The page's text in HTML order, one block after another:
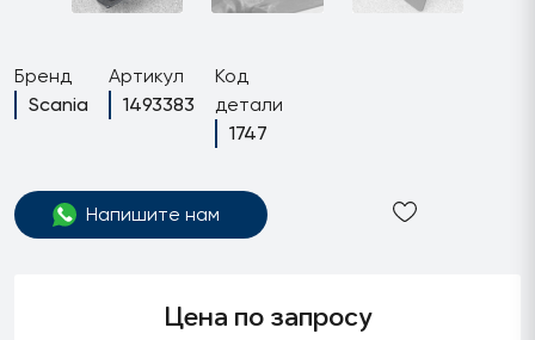
Бренд
Scania
Артикул
1493383
Код
детали
1747
Напишите нам
Цена по запросу